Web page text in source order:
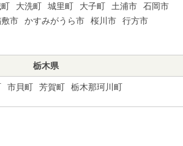
大洗町 城里町 大子町 土浦市
石岡市
市 かすみがうら市 桜川市
行方市
栃木県
市貝町 芳賀町 栃木那珂川町